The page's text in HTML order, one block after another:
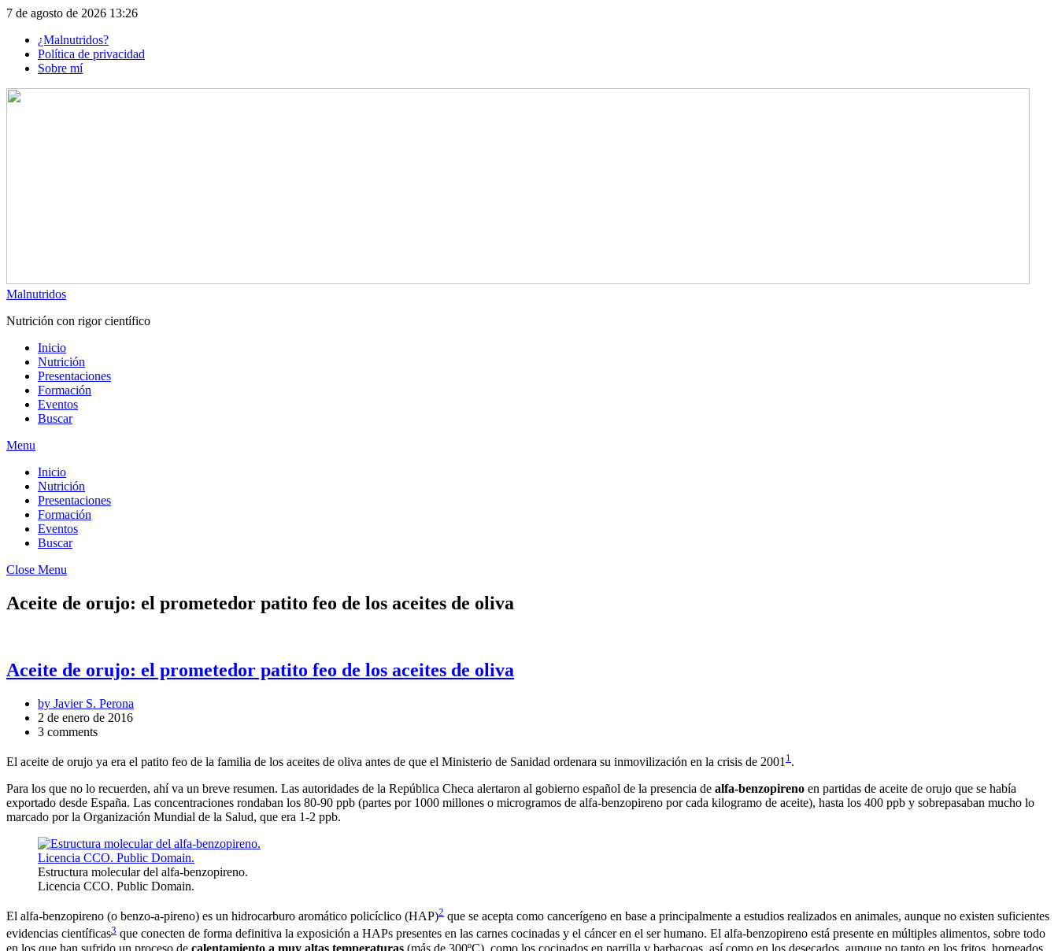
Skip
content
7 de agosto de 2026 13:26
¿Malnutridos?
Política de privacidad
Sobre mí
Malnutridos
Nutrición con rigor científico
Inicio
Nutrición
Presentaciones
Formación
Eventos
Buscar
Menu
Inicio
Nutrición
Presentaciones
Formación
Eventos
Buscar
Close Menu
Aceite de orujo: el prometedor patito feo de los aceites de oliva
Aceite de orujo: el prometedor patito feo de los aceites de oliva
by Javier S. Perona
2 de enero de 2016
3 comments
El aceite de orujo ya era el patito feo de la familia de los aceites de oliva antes de que el Ministerio de Sanidad ordenara su inmovilización en la crisis de 2001 1 .
Para los que no lo recuerden, ahí va un breve resumen. Las autoridades de la República Checa alertaron al gobierno español de la presencia de alfa-benzopireno en partidas de aceite de orujo que se había
exportado desde España. Las concentraciones rondaban los 80-90 ppb (partes por 1000 millones o microgramos de alfa-benzopireno por cada kilogramo de aceite), hasta los 400 ppb y sobrepasaban mucho lo
marcado por la Organización Mundial de la Salud, que era 1-2 ppb.
Estructura molecular del alfa-benzopireno.
Licencia CCO. Public Domain.
El alfa-benzopireno (o benzo-a-pireno) es un hidrocarburo aromático policíclico (HAP)2 que se acepta como cancerígeno en base a principalmente a estudios realizados en animales, aunque no existen suficientes
evidencias científicas3 que conecten de forma definitiva la exposición a HAPs presentes en las carnes cocinadas y el cáncer en el ser humano. El alfa-benzopireno está presente en múltiples alimentos, sobre todo
en los que han sufrido un proceso de calentamiento a muy altas temperaturas (más de 300ºC), como los cocinados en parrilla y barbacoas, así como en los desecados, aunque no tanto en los fritos, horneados